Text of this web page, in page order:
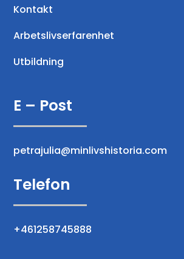
Kontakt
Arbetslivserfarenhet
Utbildning
E – Post
petrajulia@minlivshistoria.com
Telefon
+461258745888